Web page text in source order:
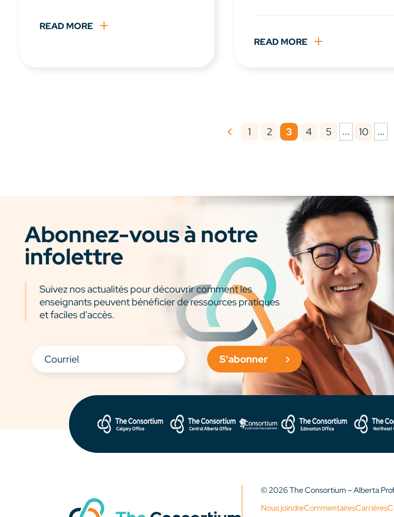
READ MORE
READ MORE
1 2 3 4 5 ... 10 ...
Abonnez-vous à notre
infolettre
Suivez nos actualités pour découvrir comment les
enseignants peuvent bénéficier de ressources pratiques
et faciles d'accès.
S'abonner
© 2026 The Consortium – Alberta
Nous joindreCommentairesCarrières